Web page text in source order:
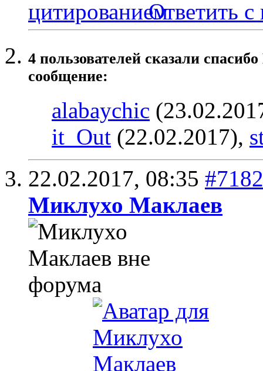
Ответить с
4 пользователей сказали
сообщение:
alabaychic
it_Out (22.02.2017),
22.02.2017, 08:35 #7182
Миклухо Маклаев